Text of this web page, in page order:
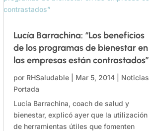
Lucía Barrachina: “Los beneficios
de los programas de bienestar en
las empresas están contrastados”
por RHSaludable| Mar 5, 2014| Noticias
Portada
Lucía Barrachina, coach de salud y
bienestar, explicó ayer que la utilización
de herramientas útiles que fomenten